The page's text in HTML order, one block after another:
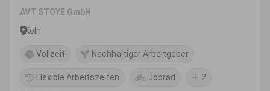
AVT STOYE GmbH
Köln
Vollzeit Nachhaltiger Arbeitgeber
Flexible Arbeitszeiten Jobrad 2